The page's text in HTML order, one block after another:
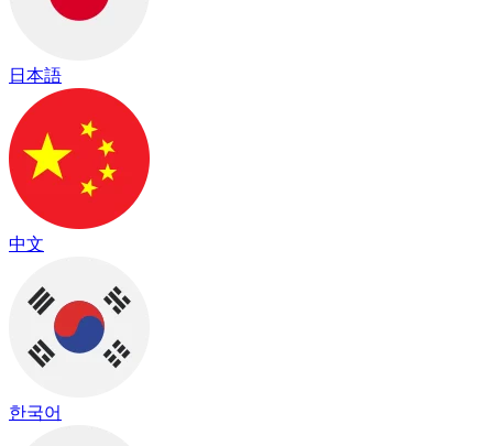
日本語
中文
한국어